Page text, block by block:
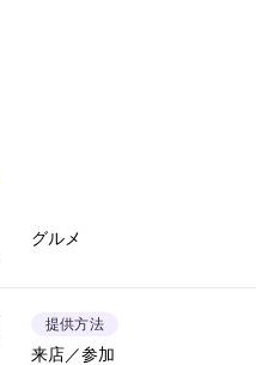
グルメ
提供方法
来店／参加